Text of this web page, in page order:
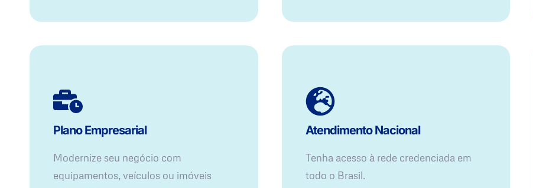
Plano Empresarial
Modernize seu negócio com
equipamentos, veículos ou imóveis
Atendimento Nacional
Tenha acesso à rede credenciada em
todo o Brasil.